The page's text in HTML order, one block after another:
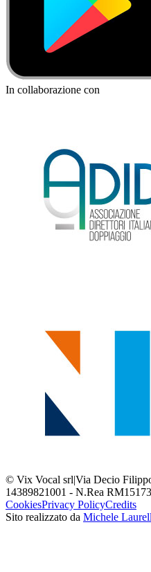
In collaborazione con
© Vix Vocal srl|Via Decio
14389821001 - N.Rea
CookiesPrivacy PolicyCredits
Sito realizzato da Michele